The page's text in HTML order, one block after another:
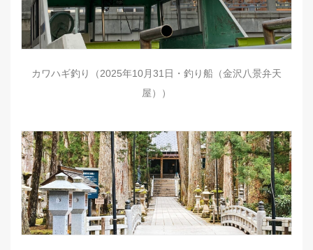
カワハギ釣り（2025年10月31日・釣り船（金沢八景弁天
屋））